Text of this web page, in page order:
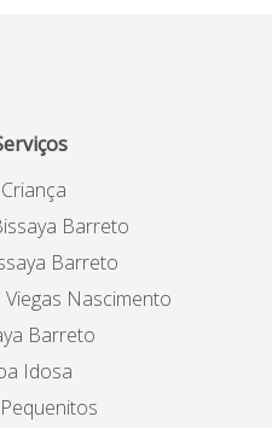
Barreto
Barreto
Nascimento
Barreto
Idosa